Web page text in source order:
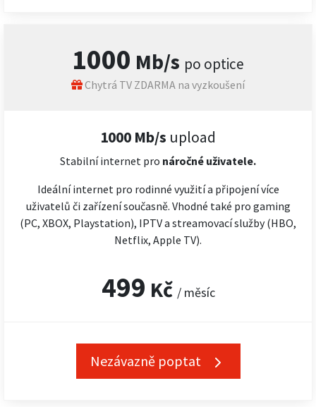
1000 Mb/s po optice
Chytrá TV ZDARMA na vyzkoušení
1000 Mb/s upload
Stabilní internet pro náročné uživatele.
Ideální internet pro rodinné využití a připojení více
uživatelů či zařízení současně. Vhodné také pro gaming
(PC, XBOX, Playstation), IPTV a streamovací služby (HBO,
Netflix, Apple TV).
499 Kč / měsíc
Nezávazně poptat